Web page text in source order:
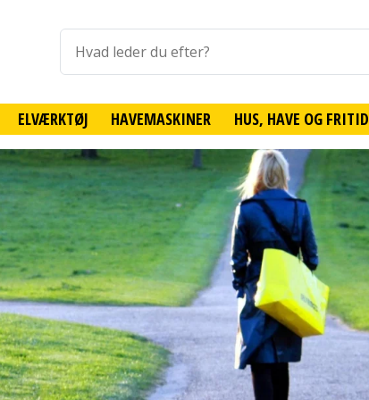
ELVÆRKTØJ HAVEMASKINER HUS, HAVE OG FRITID